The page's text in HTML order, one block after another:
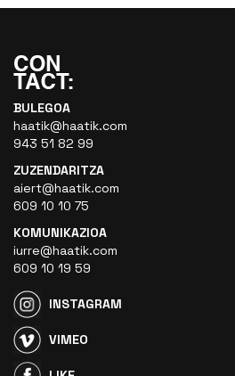
BULEGOA
haatik@haatik.com
943 51 82 99
ZUZENDARITZA
aiert@haatik.com
609 10 10 75
KOMUNIKAZIOA
iurre@haatik.com
609 10 19 59
INSTAGRAM
VIMEO